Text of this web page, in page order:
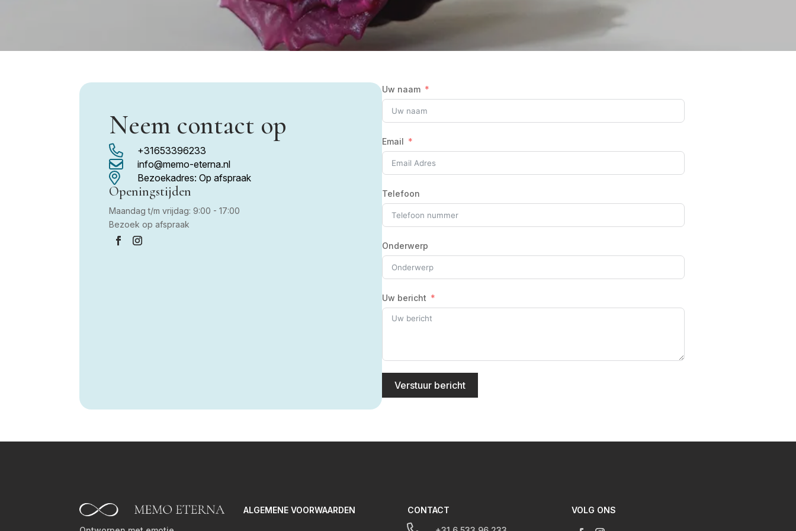
Neem contact op
 +31653396233
 info@memo-eterna.nl
 Bezoekadres: Op afspraak
Openingstijden
Maandag t/m vrijdag: 9:00 - 17:00
Bezoek op afspraak
Uw naam
Email
Telefoon
Onderwerp
Uw bericht
Verstuur bericht
ALGEMENE VOORWAARDEN CONTACT VOLG ONS